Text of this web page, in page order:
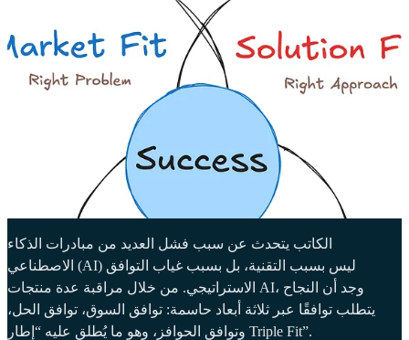
الكاتب يتحدث عن سبب فشل العديد من مبادرات الذكاء
الاصطناعي (AI) ليس بسبب التقنية، بل بسبب غياب التوافق
الاستراتيجي. من خلال مراقبة عدة منتجات AI، وجد أن النجاح
يتطلب توافقًا عبر ثلاثة أبعاد حاسمة: توافق السوق، توافق الحل،
وتوافق الحوافز، وهو ما يُطلق عليه “إطار Triple Fit”.